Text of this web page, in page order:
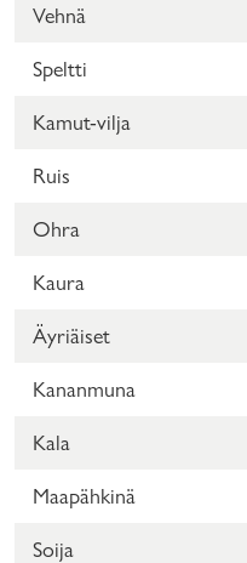
Vehnä
Speltti
Kamut-vilja
Ruis
Ohra
Kaura
Äyriäiset
Kananmuna
Kala
Maapähkinä
Soija